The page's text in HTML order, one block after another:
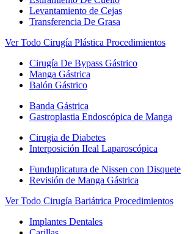
Levantamiento de Cejas
Transferencia De Grasa
Ver Todo Cirugía Plástica Procedimientos
Cirugía De Bypass Gástrico
Manga Gástrica
Balón Gástrico
Banda Gástrica
Gastroplastia Endoscópica de Manga
Cirugia de Diabetes
Interposición IIeal Laparoscópica
Funduplicatura de Nissen con Disquete
Revisión de Manga Gástrica
Ver Todo Cirugía Bariátrica Procedimientos
Implantes Dentales